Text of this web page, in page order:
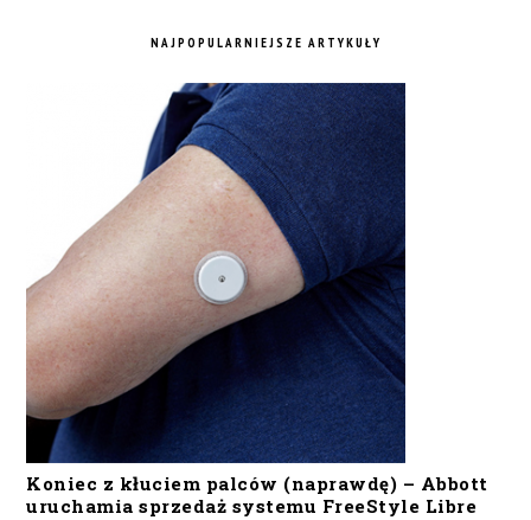
NAJPOPULARNIEJSZE ARTYKUŁY
Koniec z kłuciem palców (naprawdę) – Abbott
uruchamia sprzedaż systemu FreeStyle Libre